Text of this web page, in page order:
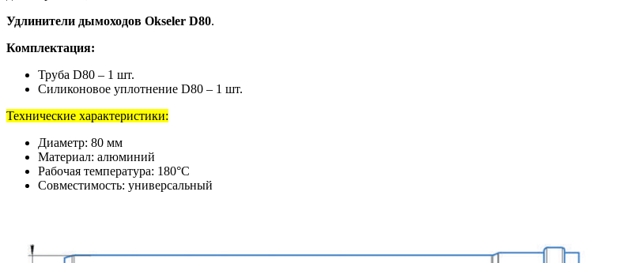
Удлинители дымоходов Okseler D80.
Комплектация:
Труба D80 – 1 шт.
Силиконовое уплотнение D80 – 1 шт.
Технические характеристики:
Диаметр: 80 мм
Материал: алюминий
Рабочая температура: 180°C
Совместимость: универсальный